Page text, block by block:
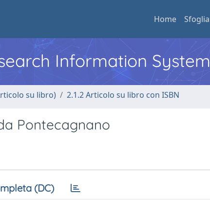
Home Sfoglia
Information System
su libro) 2.1.2 Articolo su libro con ISBN
Pontecagnano
(DC)